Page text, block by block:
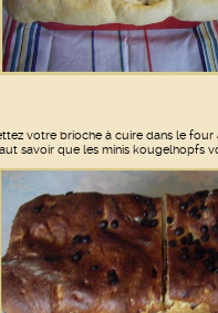
votre brioche à cuire dans le four
savoir que les minis kougelhopfs